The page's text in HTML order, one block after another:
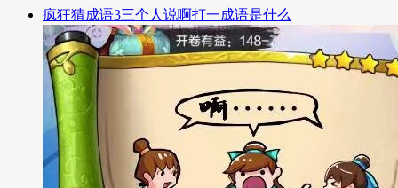
疯狂猜成语3三个人说啊打一成语是什么